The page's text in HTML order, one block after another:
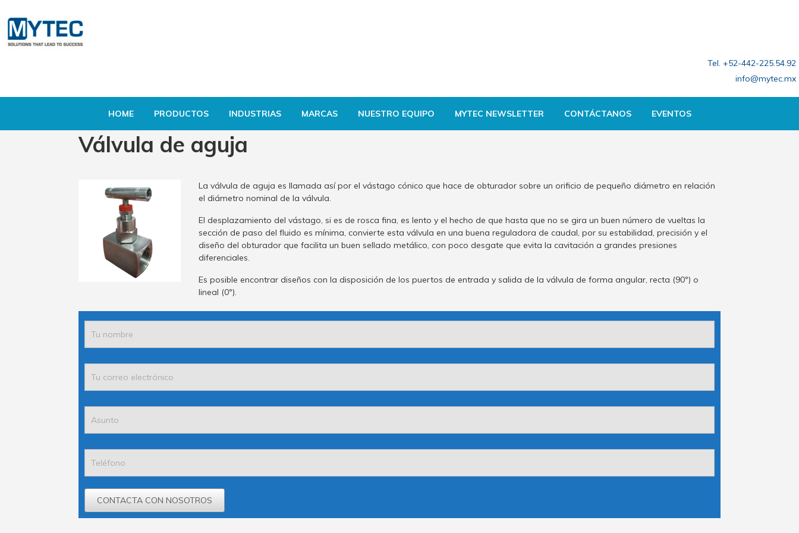
Tel. +52-442-225.54.92
info@mytec.mx
HOME PRODUCTOS INDUSTRIAS MARCAS NUESTRO EQUIPO MYTEC NEWSLETTER CONTÁCTANOS EVENTOS
Válvula de aguja
La válvula de aguja es llamada así por el vástago cónico que hace de obturador sobre un orificio de pequeño diámetro en relación
el diámetro nominal de la válvula.
El desplazamiento del vástago, si es de rosca fina, es lento y el hecho de que hasta que no se gira un buen número de vueltas la
sección de paso del fluido es mínima, convierte esta válvula en una buena reguladora de caudal, por su estabilidad, precisión y el
diseño del obturador que facilita un buen sellado metálico, con poco desgate que evita la cavitación a grandes presiones
diferenciales.
Es posible encontrar diseños con la disposición de los puertos de entrada y salida de la válvula de forma angular, recta (90º) o
lineal (0º).